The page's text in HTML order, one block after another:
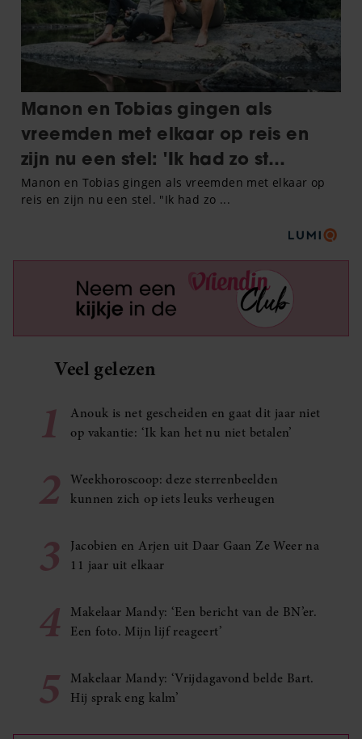
Veel gelezen
1
Anouk is net gescheiden en gaat dit jaar niet
op vakantie: ‘Ik kan het nu niet betalen’
2
Weekhoroscoop: deze sterrenbeelden
kunnen zich op iets leuks verheugen
3
Jacobien en Arjen uit Daar Gaan Ze Weer na
11 jaar uit elkaar
4
Makelaar Mandy: ‘Een bericht van de BN’er.
Een foto. Mijn lijf reageert’
5
Makelaar Mandy: ‘Vrijdagavond belde Bart.
Hij sprak eng kalm’